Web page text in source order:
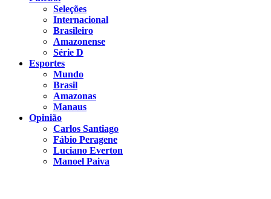
Seleções
Internacional
Brasileiro
Amazonense
Série D
Esportes
Mundo
Brasil
Amazonas
Manaus
Opinião
Carlos Santiago
Fábio Peragene
Luciano Everton
Manoel Paiva